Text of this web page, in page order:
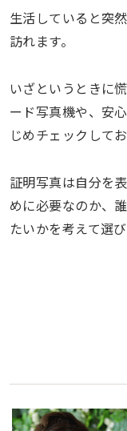
生活していると突
訪れます。
いざというときに
ード写真機や、安
じめチェックして
証明写真は自分を
めに必要なのか、
たいかを考えて選び